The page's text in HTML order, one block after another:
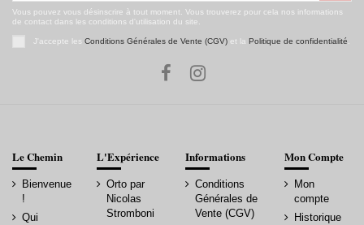
Vous pouvez vous désinscrire à tout moment. Vous trouverez pour cela nos informations
de contact dans les conditions d'utilisation du site.
J'accepte les Conditions Générales de Vente (CGV)et la Politique de confidentialité
Le Chemin
Bienvenue
!
Qui
L'Expérience
Orto par
Nicolas
Stromboni
Informations
Conditions
Générales de
Vente (CGV)
Mon Compte
Mon
compte
Historique